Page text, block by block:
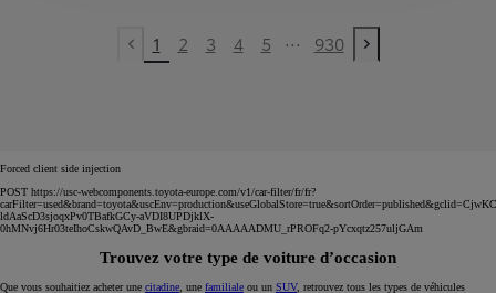
Previous page
1 2 3 4 5 ... 930
Next page
Forced client side injection
POST https://usc-webcomponents.toyota-europe.com/v1/car-filter/fr/fr?
ldAaScD3sjoqxPv0TBafkGCy-aVDI8UPDjklX-
0hMNvj6Hr03teIhoCskwQAvD_BwE&gbraid=0AAAAADMU_rPROFq2-pYcxqtz257uljGAm
Trouvez votre type de voiture d’occasion
Que vous souhaitiez acheter une citadine , une familiale ou un SUV, retrouvez tous les types de véhicules